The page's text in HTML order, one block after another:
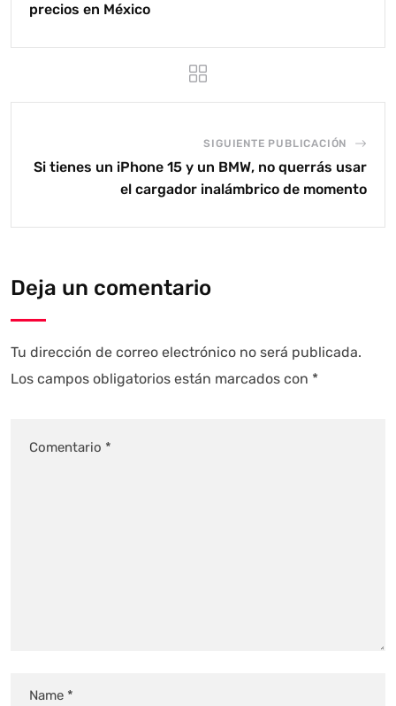
precios en México
SIGUIENTE PUBLICACIÓN
Si tienes un iPhone 15 y un BMW, no querrás usar
el cargador inalámbrico de momento
Deja un comentario
Tu dirección de correo electrónico no será publicada.
Los campos obligatorios están marcados con *